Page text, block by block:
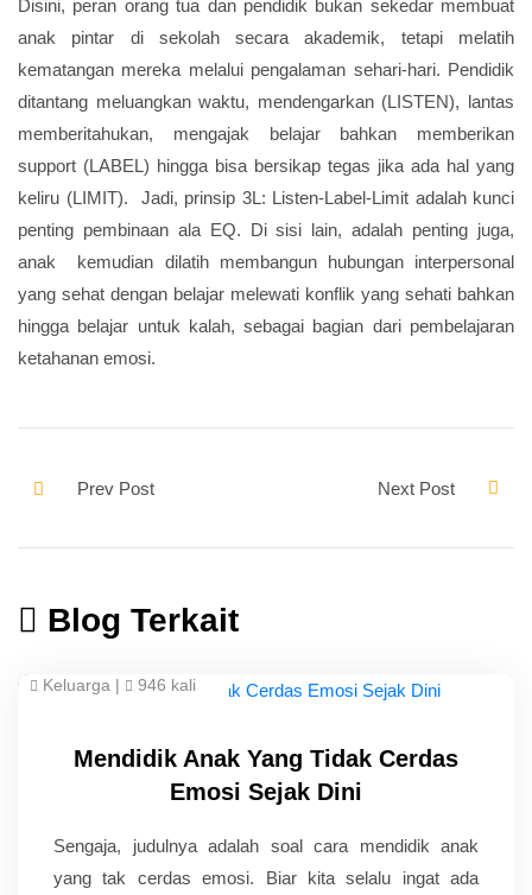
Disini, peran orang tua dan pendidik bukan sekedar membuat
anak pintar di sekolah secara akademik, tetapi melatih
kematangan mereka melalui pengalaman sehari-hari. Pendidik
ditantang meluangkan waktu, mendengarkan (LISTEN), lantas
memberitahukan, mengajak belajar bahkan memberikan
support (LABEL) hingga bisa bersikap tegas jika ada hal yang
keliru (LIMIT). Jadi, prinsip 3L: Listen-Label-Limit adalah kunci
penting pembinaan ala EQ. Di sisi lain, adalah penting juga,
anak kemudian dilatih membangun hubungan interpersonal
yang sehat dengan belajar melewati konflik yang sehati bahkan
hingga belajar untuk kalah, sebagai bagian dari pembelajaran
ketahanan emosi.
Blog Terkait
Keluarga | 946 kali
Mendidik Anak Yang Tidak Cerdas
Emosi Sejak Dini
Sengaja, judulnya adalah soal cara mendidik anak
yang tak cerdas emosi. Biar kita selalu ingat ada